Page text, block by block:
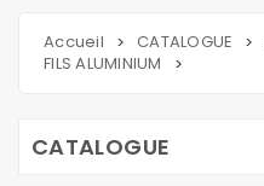
Accueil > CATALOGUE >
FILS ALUMINIUM
>
CATALOGUE